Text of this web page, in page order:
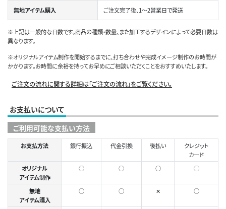
無地アイテム購入 ご注文完了後、1～2営業日で発送
※上記は一般的な日数です。商品の種類・数量、また加工するデザインによって必要日数は
異なります。
※オリジナルアイテム制作を開始するまでに、打ち合わせや完成イメージ制作のお時間が
かかります。お時間に余裕を持ってお早めにご相談いただくことをおすすめいたします。
ご注文の流れに関する詳細は「ご注文の流れ」をご覧ください。
お支払いについて
ご利用可能な支払い方法
お支払方法 銀行振込 代金引換 後払い
クレジット
カード
オリジナル
アイテム制作
○ ○ ○ ◯
無地
アイテム購入
○ ○ ✕ ○